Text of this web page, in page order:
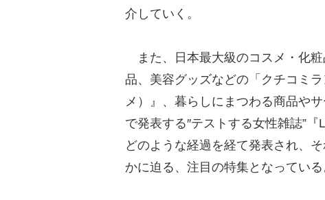
介していく。
また、日本最大級のコスメ・化
品、美容グッズなどの「クチコミ
メ）』、暮らしにまつわる商品や
で発表する″テストする女性雑誌”
どのような経過を経て発表され、
かに迫る、注目の特集となっている